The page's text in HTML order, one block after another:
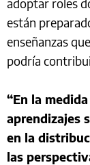
están
enseñanzas
podría
“En la
aprendizajes
en la
las